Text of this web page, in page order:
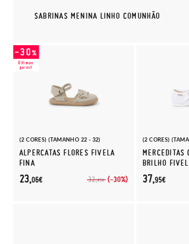
SABRINAS MENINA LINHO COMUNHÃO
(2 CORES) (TAMANHO 22 - 32)
ALPERCATAS FLORES FIVELA
FINA
32,95€ (-30%)
23,06€
(2 CORES)
MERCEDITAS
BRILHO
37,95€